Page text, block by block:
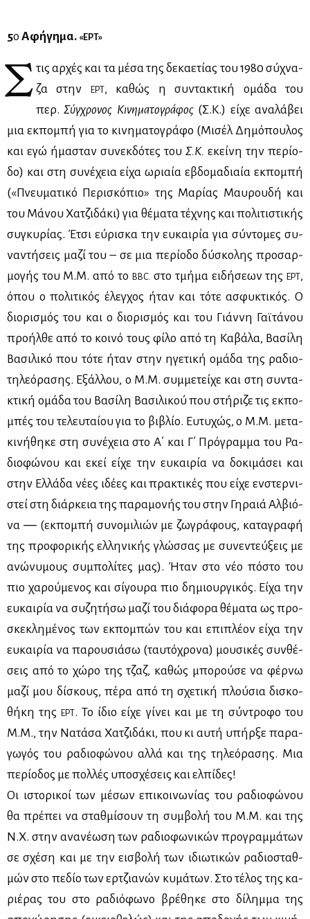
5ο Αφή­γη­μα. «ΕΡΤ»
Σ τις αρ­χές και τα μέ­σα της δε­κα­ε­τί­ας του 1980 σύ­χνα­
ζα στην
ΕΡΤ, κα­θώς η συ­ντα­κτι­κή ομά­δα του
περ. Σύγ­χρο­νος Κι­νη­μα­το­γρά­φος(Σ.Κ.) εί­χε ανα­λά­βει
μια εκ­πο­μπή για το κι­νη­μα­το­γρά­φο (Μι­σέλ Δη­μό­που­λος
και εγώ ήμα­σταν συ­νεκ­δό­τες του Σ.Κ. εκεί­νη την πε­ρί­ο­
δο) και στη συ­νέ­χεια εί­χα ωριαία εβδο­μα­διαία εκ­πο­μπή
(«Πνευ­μα­τι­κό Πε­ρι­σκό­πιο» της Μα­ρί­ας Μαυ­ρου­δή και
του Μά­νου Χα­τζι­δά­κι) για θέ­μα­τα τέ­χνης και πο­λι­τι­στι­κής
συ­γκυ­ρί­ας. Έτσι εύ­ρι­σκα την ευ­και­ρία για σύ­ντο­μες συ­
να­ντή­σεις μα­ζί του – σε μια πε­ρί­ο­δο δύ­σκο­λης προ­σαρ­
μο­γής του Μ.Μ. από το BBC. στο τμή­μα ει­δή­σε­ων της ΕΡΤ,
όπου ο πο­λι­τι­κός έλεγ­χος ήταν και τό­τε ασφυ­κτι­κός. Ο
διο­ρι­σμός του και ο διο­ρι­σμός και του Γιάν­νη Γαϊ­τά­νου
προ­ήλ­θε από το κοι­νό τους φί­λο από τη Κα­βά­λα, Βα­σί­λη
Βα­σι­λι­κό που τό­τε ήταν στην ηγε­τι­κή ομά­δα της ρα­διο-
τη­λε­ό­ρα­σης. Εξάλ­λου, ο Μ.Μ. συμ­με­τεί­χε και στη συ­ντα­
κτι­κή ομά­δα του Βα­σί­λη Βα­σι­λι­κού που στή­ρι­ζε τις εκ­πο­
μπές του τε­λευ­ταί­ου για το βι­βλίο. Ευ­τυ­χώς, ο Μ.Μ. με­τα­
κι­νή­θη­κε στη συ­νέ­χεια στο Α΄ και Γ΄ Πρό­γραμ­μα του Ρα­
διο­φώ­νου και εκεί εί­χε την ευ­και­ρία να δο­κι­μά­σει και
στην Ελ­λά­δα νέ­ες ιδέ­ες και πρα­κτι­κές που εί­χε εν­στερ­νι­
στεί στη διάρ­κεια της πα­ρα­μο­νής του στην Γη­ραιά Αλ­βιό­
να ― (εκ­πο­μπή συ­νο­μι­λιών με ζω­γρά­φους, κα­τα­γρα­φή
της προ­φο­ρι­κής ελ­λη­νι­κής γλώσ­σας με συ­νε­ντεύ­ξεις με
ανώ­νυ­μους συ­μπο­λί­τες μας). Ήταν στο νέο πό­στο του
πιο χα­ρού­με­νος και σί­γου­ρα πιο δη­μιουρ­γι­κός. Εί­χα την
ευ­και­ρία να συ­ζη­τή­σω μα­ζί του διά­φο­ρα θέ­μα­τα ως προ­
σκε­κλη­μέ­νος των εκ­πο­μπών του και επι­πλέ­ον εί­χα την
ευ­και­ρία να πα­ρου­σιά­σω (ταυ­τό­χρο­να) μου­σι­κές συν­θέ­
σεις από το χώ­ρο της τζαζ, κα­θώς μπο­ρού­σε να φέρ­νω
μα­ζί μου δί­σκους, πέ­ρα από τη σχε­τι­κή πλού­σια δι­σκο­
θή­κη τηςΕΡΤ. Το ίδιο εί­χε γί­νει και με τη σύ­ντρο­φο του
Μ.Μ., την Να­τά­σα Χα­τζι­δά­κι, που κι αυ­τή υπήρ­ξε πα­ρα­
γω­γός του ρα­διο­φώ­νου αλ­λά και της τη­λε­ό­ρα­σης. Μια
πε­ρί­ο­δος με πολ­λές υπο­σχέ­σεις και ελ­πί­δες!
Οι ιστο­ρι­κοί των μέ­σων επι­κοι­νω­νί­ας του ρα­διο­φώ­νου
θα πρέ­πει να σταθ­μί­σουν τη συμ­βο­λή του Μ.Μ. και της
Ν.Χ. στην ανα­νέ­ω­ση των ρα­διο­φω­νι­κών προ­γραμ­μά­των
σε σχέ­ση και με την ει­σβο­λή των ιδιω­τι­κών ρα­διο­σταθ­
μών στο πε­δίο των ερ­τζια­νών κυ­μά­των. Στο τέ­λος της κα­
ριέ­ρας του στο ρα­διό­φω­νο βρέ­θη­κε στο δί­λημ­μα της